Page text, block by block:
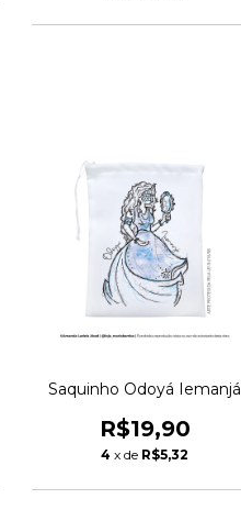
Saquinho Odoyá Iemanjá
R$19,90
4 x de R$5,32